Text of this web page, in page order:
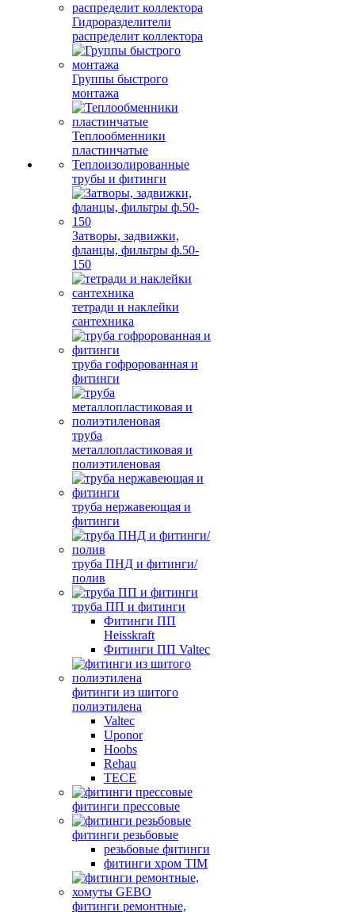
Гидроразделители
распределит коллектора
Группы быстрого
монтажа
Теплообменники
пластинчатые
Теплоизолированные
трубы и фитинги
Затворы, задвижки,
фланцы, фильтры ф.50-
150
тетради и наклейки
сантехника
труба гофророванная и
фитинги
труба
металлопластиковая и
полиэтиленовая
труба нержавеющая и
фитинги
труба ПНД и фитинги/
полив
труба ПП и фитинги
Фитинги ПП
Heisskraft
Фитинги ПП Valtec
фитинги из шитого
полиэтилена
Valtec
Uponor
Hoobs
Rehau
TECE
фитинги прессовые
фитинги резьбовые
резьбовые фитинги
фитинги хром TIM
фитинги ремонтные,